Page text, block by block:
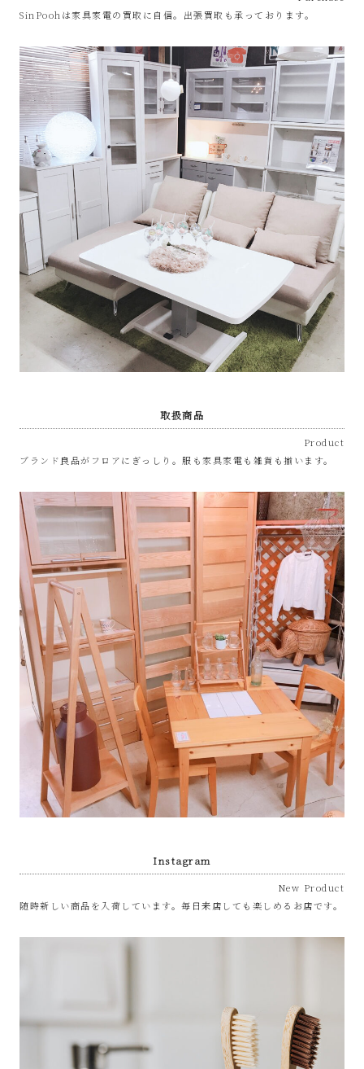
プ
あ
ま
市
SinPoohは家具家電の買取に自信。出張買取も承っております。
取扱商品
Product
ブランド良品がフロアにぎっしり。服も家具家電も雑貨も揃います。
Instagram
New Product
随時新しい商品を入荷しています。毎日来店しても楽しめるお店です。